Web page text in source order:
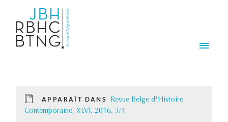
APPARAÎT DANS
Revue Belge d'Histoire
Contemporaine, XLVI, 2016, 3/4